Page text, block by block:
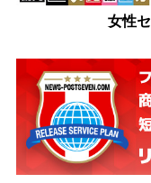
女性